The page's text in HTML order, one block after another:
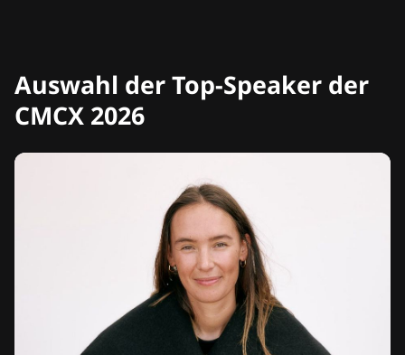
Auswahl der Top-Speaker der
CMCX 2026